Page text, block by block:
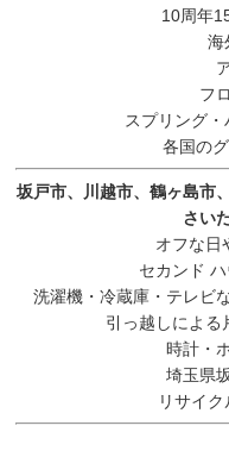
10周年
海
フ
スプリング
各国の
坂戸市、川越市、鶴ヶ島市
さい
オフな日
セカンド
洗濯機・冷蔵庫・テレビ
引っ越しによる
時計・
埼玉県
リサイ